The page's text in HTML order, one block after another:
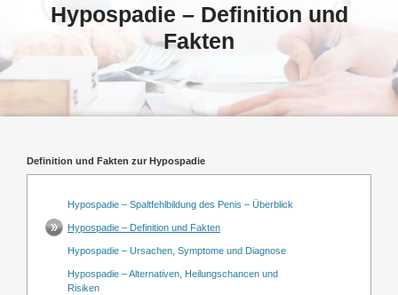
Hypospadie – Definition und
Fakten
Definition und Fakten zur Hypospadie
Hypospadie – Spaltfehlbildung des Penis – Überblick
Hypospadie – Definition und Fakten
Hypospadie – Ursachen, Symptome und Diagnose
Hypospadie – Alternativen, Heilungschancen und
Risiken